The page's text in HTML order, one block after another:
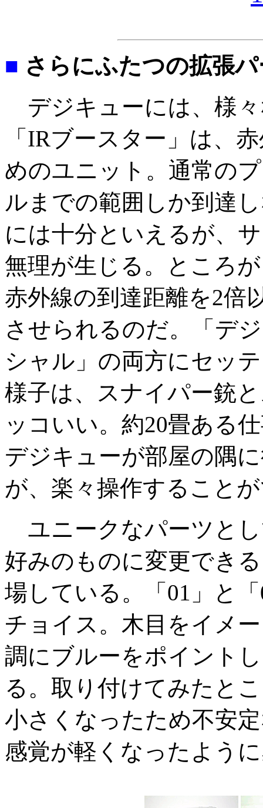
■ さらにふたつの拡張
デジキューには、様
「IRブースター」は、
めのユニット。通常の
ルまでの範囲しか到達
には十分といえるが、
無理が生じる。ところ
赤外線の到達距離を2倍
させられるのだ。「デ
シャル」の両方にセッ
様子は、スナイパー銃
ッコいい。約20畳ある
デジキューが部屋の隅
が、楽々操作すること
ユニークなパーツと
好みのものに変更でき
場している。「01」と
チョイス。木目をイメ
調にブルーをポイント
る。取り付けてみたと
小さくなったため不安
感覚が軽くなったよう